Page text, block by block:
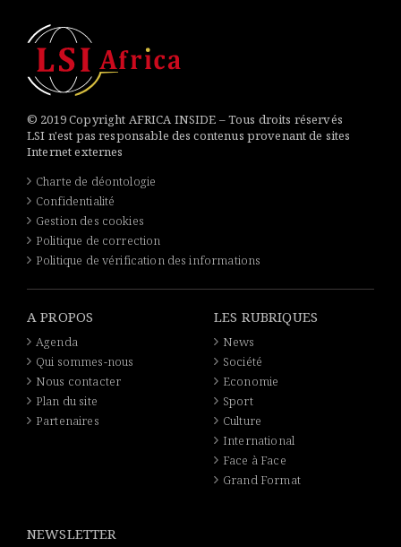
© 2019 Copyright AFRICA INSIDE – Tous droits réservés
LSI n'est pas responsable des contenus provenant de sites
Internet externes
Charte de déontologie
Confidentialité
Gestion des cookies
Politique de correction
Politique de vérification des informations
A PROPOS
Agenda
Qui sommes-nous
Nous contacter
Plan du site
Partenaires
LES RUBRIQUES
News
Société
Economie
Sport
Culture
International
Face à Face
Grand Format
NEWSLETTER